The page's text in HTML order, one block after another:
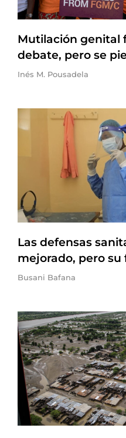
Mutilación genital
debate, pero se
Inés M. Pousadela
Las defensas
mejorado, pero
Busani Bafana